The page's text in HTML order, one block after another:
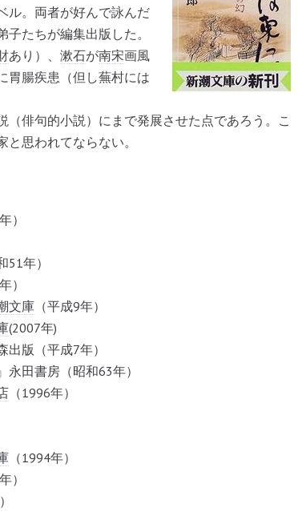
ル。両者が好んで詠んだ
たちが編集出版した。
あり）、 漱石が南宋画風
胃腸疾患（但し蕪村には
（俳句的小説）にまで発展させた点であろう。こ
思われてならない。
）
51年）
）
文庫 （平成9年）
(2007年)
出版（平成7年）
田書房（昭和63年）
（1996年）
（1994年）
）